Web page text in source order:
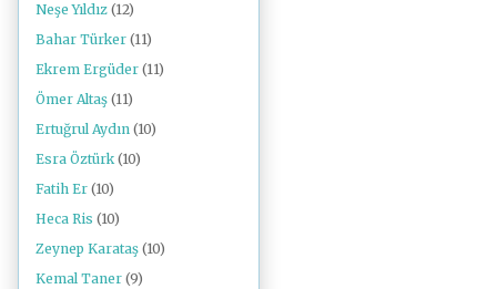
Neşe Yıldız (12)
Bahar Türker (11)
Ekrem Ergüder (11)
Ömer Altaş (11)
Ertuğrul Aydın (10)
Esra Öztürk (10)
Fatih Er (10)
Heca Ris (10)
Zeynep Karataş (10)
Kemal Taner (9)